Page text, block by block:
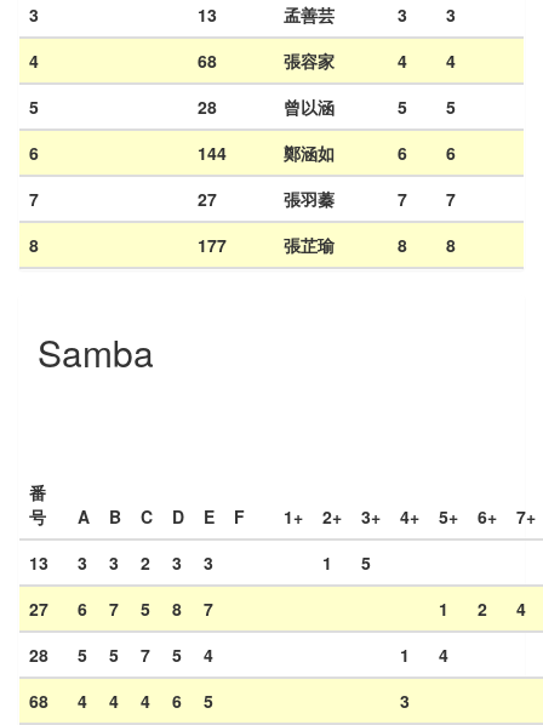
3
13 孟善芸 3
3
4
68 張容家 4
4
5
28 曾以涵 5
5
6
144 鄭涵如 6
6
7
27 張羽蓁 7
7
8
177 張芷瑜 8 8
Samba
番
号
A B C D E F 1+ 2+ 3+ 4+ 5+ 6+
7+
13
3 3 2 3 3 1
5
27
6 7 5 8 7 1 2
4
28
5 5 7 5 4 1
4
68
4 4 4 6 5 3